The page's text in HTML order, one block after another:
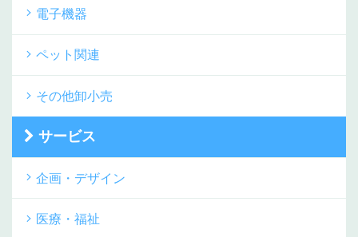
電子機器
ペット関連
その他卸小売
サービス
企画・デザイン
医療・福祉